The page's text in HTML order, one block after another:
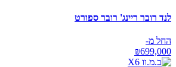
לנד רובר ריינג' רובר ספורט
החל מ-
₪699,000